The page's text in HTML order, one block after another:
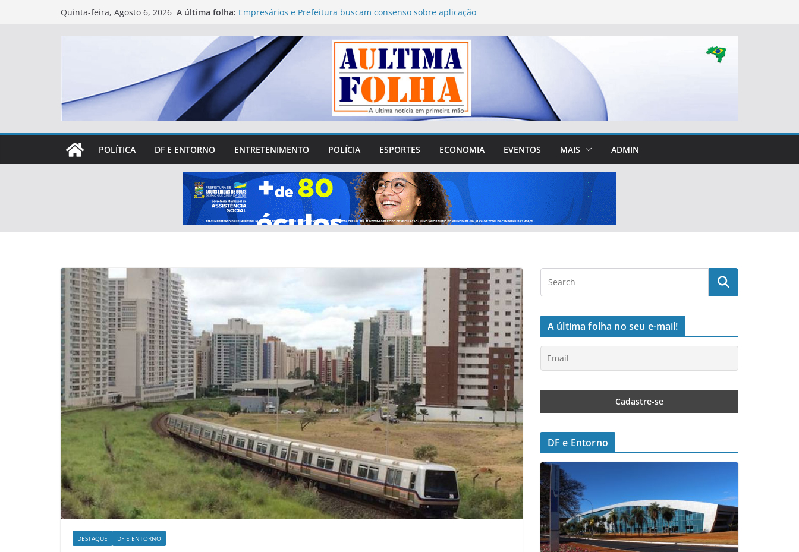
Quinta-feira, Agosto 6, 2026 A última folha: Empresários e Prefeitura buscam consenso sobre aplicação
Primeiro Fórum Municipal de Educação de Águas Lindas
levanta questionamentos sobre gastos, transparência e
participação da sociedade
Rotary de Águas Lindas tenta sair da crise e recuperar
espaço perdido na cidade
Lucas Vergílio reúne lideranças de Águas Lindas e destaca
mais de R$ 4 milhões destinados ao município
DENÚNCIA SOBRE CONTRACHEQUES DA EDUCAÇÃO DE
ÁGUAS LINDAS É QUESTIONADA PELA PREFEITURA
POLÍTICA
DF E ENTORNO ENTRETENIMENTO POLÍCIA ESPORTES ECONOMIA EVENTOS MAIS ADMIN
DESTAQUE DF E ENTORNO
A última folha no seu e-mail!
DF e Entorno